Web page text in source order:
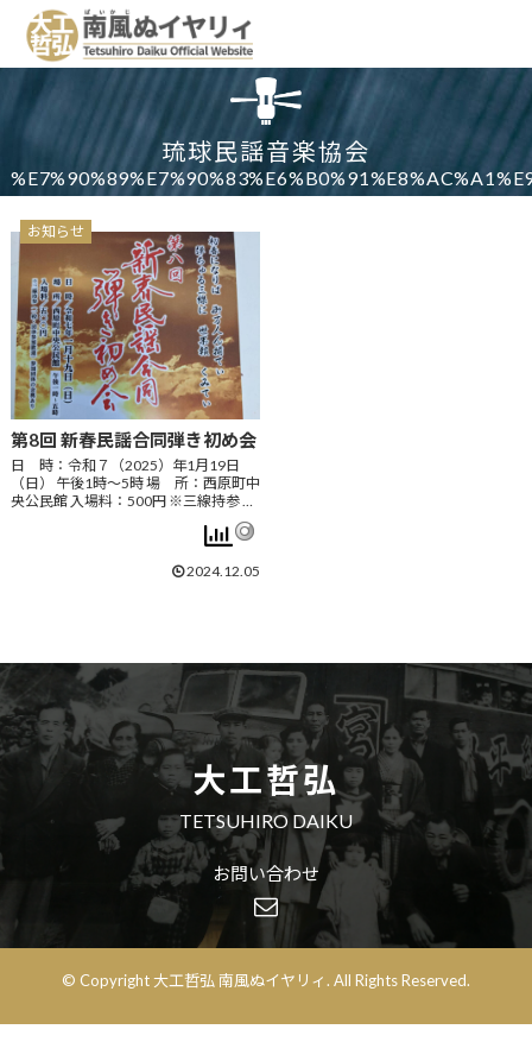
琉球民謡音楽協会
お知らせ
第8回 新春民謡合同弾き初め会
日 時：令和７（2025）年1月19日
（日） 午後1時～5時 場 所：西原町中
央公民館 入場料：500円 ※三線持参 …
2024.12.05
大工哲弘
TETSUHIRO DAIKU
お問い合わせ
© Copyright 大工哲弘 南風ぬイヤリィ. All Rights Reserved.